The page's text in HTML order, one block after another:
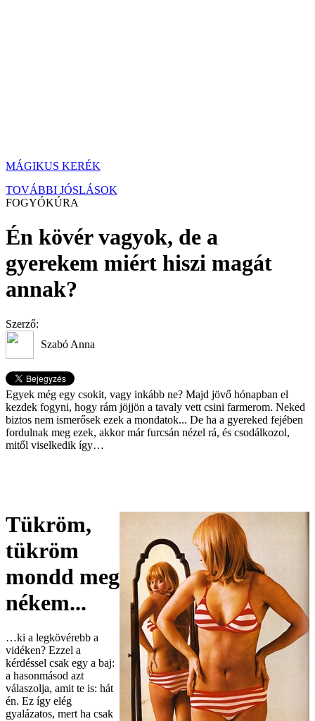
MÁGIKUS KERÉK
TOVÁBBI JÓSLÁSOK
FOGYÓKÚRA
Én kövér vagyok, de a
gyerekem miért hiszi magát
annak?
Szerző:
Szabó Anna
Egyek még egy csokit, vagy inkább ne? Majd jövő hónapban el
kezdek fogyni, hogy rám jöjjön a tavaly vett csini farmerom. Neked
biztos nem ismerősek ezek a mondatok... De ha a gyereked fejében
fordulnak meg ezek, akkor már furcsán nézel rá, és csodálkozol,
mitől viselkedik így…
Tükröm,
tükröm
mondd meg
nékem...
…ki a legkövérebb a
vidéken? Ezzel a
kérdéssel csak egy a baj:
a hasonmásod azt
válaszolja, amit te is: hát
én. Ez így elég
gyalázatos, mert ha csak